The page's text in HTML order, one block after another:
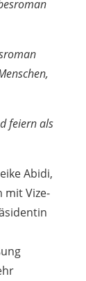
feiern als
Abidi,
mit Vize-